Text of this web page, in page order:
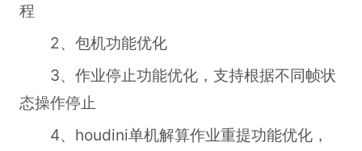
程
2、包机功能优化
3、作业停止功能优化，支持根据不同帧状
态操作停止
4、houdini单机解算作业重提功能优化，